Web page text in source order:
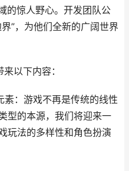
的惊人野心。开发团队公
”，为他们全新的广阔世界
以下内容：
：游戏不再是传统的线性
型的本源，我们将迎来一
玩法的多样性和角色扮演